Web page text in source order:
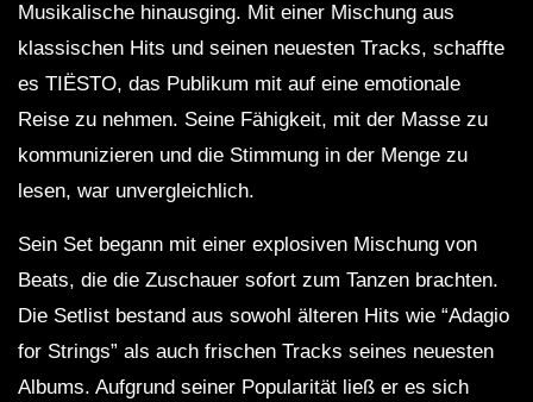
Musikalische hinausging. Mit einer Mischung aus
klassischen Hits und seinen neuesten Tracks, schaffte
es TIËSTO, das Publikum mit auf eine emotionale
Reise zu nehmen. Seine Fähigkeit, mit der Masse zu
kommunizieren und die Stimmung in der Menge zu
lesen, war unvergleichlich.
Sein Set begann mit einer explosiven Mischung von
Beats, die die Zuschauer sofort zum Tanzen brachten.
Die Setlist bestand aus sowohl älteren Hits wie “Adagio
for Strings” als auch frischen Tracks seines neuesten
Albums. Aufgrund seiner Popularität ließ er es sich